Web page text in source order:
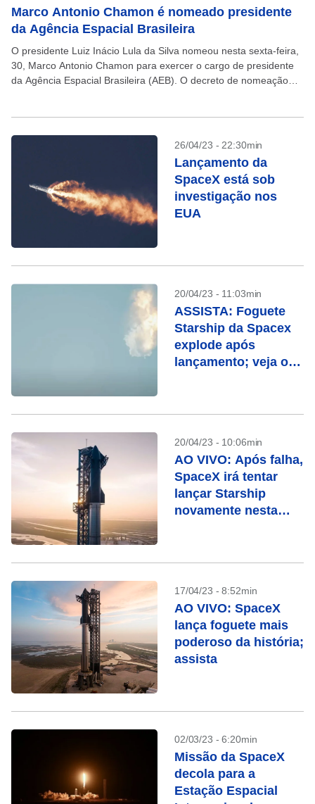
Marco Antonio Chamon é nomeado presidente
da Agência Espacial Brasileira
O presidente Luiz Inácio Lula da Silva nomeou nesta sexta-feira,
30, Marco Antonio Chamon para exercer o cargo de presidente
da Agência Espacial Brasileira (AEB). O decreto de nomeação
26/04/23 - 22:30min
Lançamento da
SpaceX está sob
investigação nos
EUA
20/04/23 - 11:03min
ASSISTA: Foguete
Starship da Spacex
explode após
lançamento; veja o
20/04/23 - 10:06min
AO VIVO: Após falha,
SpaceX irá tentar
lançar Starship
novamente nesta
17/04/23 - 8:52min
AO VIVO: SpaceX
lança foguete mais
poderoso da história;
assista
02/03/23 - 6:20min
Missão da SpaceX
decola para a
Estação Espacial